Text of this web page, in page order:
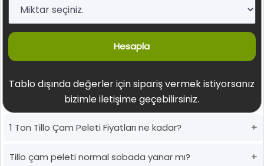
Hesapla
Tablo dışında değerler için sipariş vermek istiyorsanız
bizimle iletişime geçebilirsiniz.
1 Ton Tillo Çam Peleti Fiyatları ne kadar?
Tillo çam peleti normal sobada yanar mı?